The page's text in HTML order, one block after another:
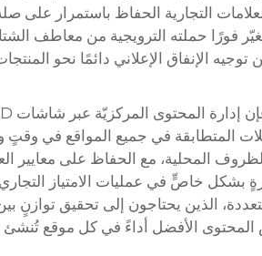
التجارية الحفاظ باستمرار على
فورًا حملته الترويجية من معاطف
الإنفاق الإعلاني دائمًا نحو
المتطابقة في جميع المواقع في
المحلية، مع الحفاظ على معايير
الذين يحتاجون إلى تحقيق توازنٍ بين
المحتوى الأفضل أداءً في كل موقع